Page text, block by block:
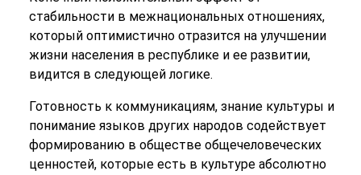
стабильности в межнациональных отношениях,
который оптимистично отразится на улучшении
жизни населения в республике и ее развитии,
видится в следующей логике.
Готовность к коммуникациям, знание культуры и
понимание языков других народов содействует
формированию в обществе общечеловеческих
ценностей, которые есть в культуре абсолютно